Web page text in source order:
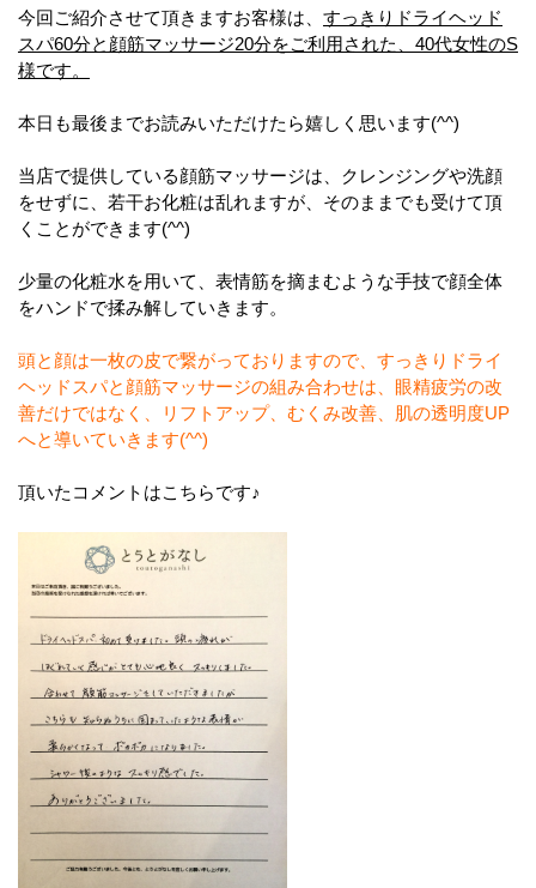
今回ご紹介させて頂きますお客様は、 すっきりドライヘッド
スパ60分と顔筋マッサージ20分をご利用された、40代女性のS
様です。
本日も最後までお読みいただけたら嬉しく思います(^^)
当店で提供している顔筋マッサージは、クレンジングや洗顔
をせずに、若干お化粧は乱れますが、そのままでも受けて頂
くことができます(^^)
少量の化粧水を用いて、表情筋を摘まむような手技で顔全体
をハンドで揉み解していきます。
頭と顔は一枚の皮で繋がっておりますので、すっきりドライ
ヘッドスパと顔筋マッサージの組み合わせは、眼精疲労の改
善だけではなく、リフトアップ、むくみ改善、肌の透明度UP
へと導いていきます(^^)
頂いたコメントはこちらです♪